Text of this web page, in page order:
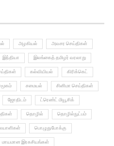
அழகியல் அவசர செய்திகள்
இந்தியா இலங்கைத் தமிழர் வரலாறு
கல்வியியல் கிரிக்கெட்
சமையல் சினிமா செய்திகள்
ஜோதிடம் ட்ரெண்ட் மியூசிக்
தொழில் தொழில்நுட்பம்
பொழுதுபோக்கு
மாயமான இரகசியங்கள்